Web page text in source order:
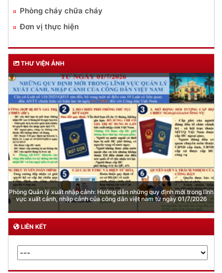
Phòng cháy chữa cháy
Đơn vị thực hiện
THƯ VIỆN ẢNH
Phòng Quản lý xuất nhập cảnh: Hướng dẫn những quy định mới trong lĩnh
vực xuất cảnh, nhập cảnh của công dân việt nam từ ngày 01/7/2026
LIÊN KẾT